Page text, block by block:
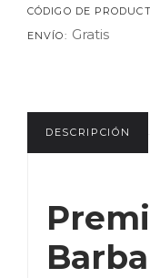
CÓDIGO DE
ENVÍO: Gratis
DESCRIPCIÓN
Barba